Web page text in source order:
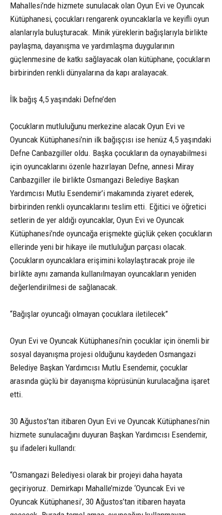
Mahallesi’nde hizmete sunulacak olan Oyun Evi ve Oyuncak
Kütüphanesi, çocukları rengarenk oyuncaklarla ve keyifli oyun
alanlarıyla buluşturacak. Minik yüreklerin bağışlarıyla birlikte
paylaşma, dayanışma ve yardımlaşma duygularının
güçlenmesine de katkı sağlayacak olan kütüphane, çocukların
birbirinden renkli dünyalarına da kapı aralayacak.
İlk bağış 4,5 yaşındaki Defne’den
Çocukların mutluluğunu merkezine alacak Oyun Evi ve
Oyuncak Kütüphanesi’nin ilk bağışçısı ise henüz 4,5 yaşındaki
Defne Canbazgiller oldu. Başka çocukların da oynayabilmesi
için oyuncaklarını özenle hazırlayan Defne, annesi Miray
Canbazgiller ile birlikte Osmangazi Belediye Başkan
Yardımcısı Mutlu Esendemir’i makamında ziyaret ederek,
birbirinden renkli oyuncaklarını teslim etti. Eğitici ve öğretici
setlerin de yer aldığı oyuncaklar, Oyun Evi ve Oyuncak
Kütüphanesi’nde oyuncağa erişmekte güçlük çeken çocukların
ellerinde yeni bir hikaye ile mutluluğun parçası olacak.
Çocukların oyuncaklara erişimini kolaylaştıracak proje ile
birlikte aynı zamanda kullanılmayan oyuncakların yeniden
değerlendirilmesi de sağlanacak.
“Bağışlar oyuncağı olmayan çocuklara iletilecek”
Oyun Evi ve Oyuncak Kütüphanesi’nin çocuklar için önemli bir
sosyal dayanışma projesi olduğunu kaydeden Osmangazi
Belediye Başkan Yardımcısı Mutlu Esendemir, çocuklar
arasında güçlü bir dayanışma köprüsünün kurulacağına işaret
etti.
30 Ağustos’tan itibaren Oyun Evi ve Oyuncak Kütüphanesi’nin
hizmete sunulacağını duyuran Başkan Yardımcısı Esendemir,
şu ifadeleri kullandı:
“Osmangazi Belediyesi olarak bir projeyi daha hayata
geçiriyoruz. Demirkapı Mahalle’mizde ‘Oyuncak Evi ve
Oyuncak Kütüphanesi’, 30 Ağustos’tan itibaren hayata